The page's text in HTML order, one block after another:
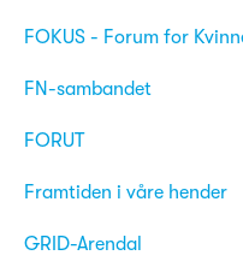
FOKUS - Forum for
FN-sambandet
FORUT
Framtiden i våre hender
GRID-Arendal